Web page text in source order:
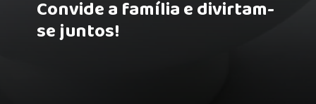
Convide a família e divirtam-
se juntos!